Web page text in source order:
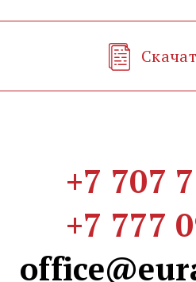
+7 707
+7 777